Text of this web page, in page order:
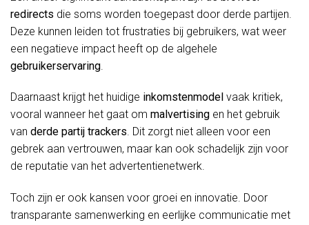
redirects die soms worden toegepast door derde partijen.
Deze kunnen leiden tot frustraties bij gebruikers, wat weer
een negatieve impact heeft op de algehele
gebruikerservaring
Daarnaast krijgt het huidige inkomstenmodel vaak kritiek,
vooral wanneer het gaat om malvertising en het gebruik
van derde partij trackers. Dit zorgt niet alleen voor een
gebrek aan vertrouwen, maar kan ook schadelijk zijn voor
de reputatie van het advertentienetwerk.
Toch zijn er ook kansen voor groei en innovatie. Door
transparante samenwerking en eerlijke communicatie met